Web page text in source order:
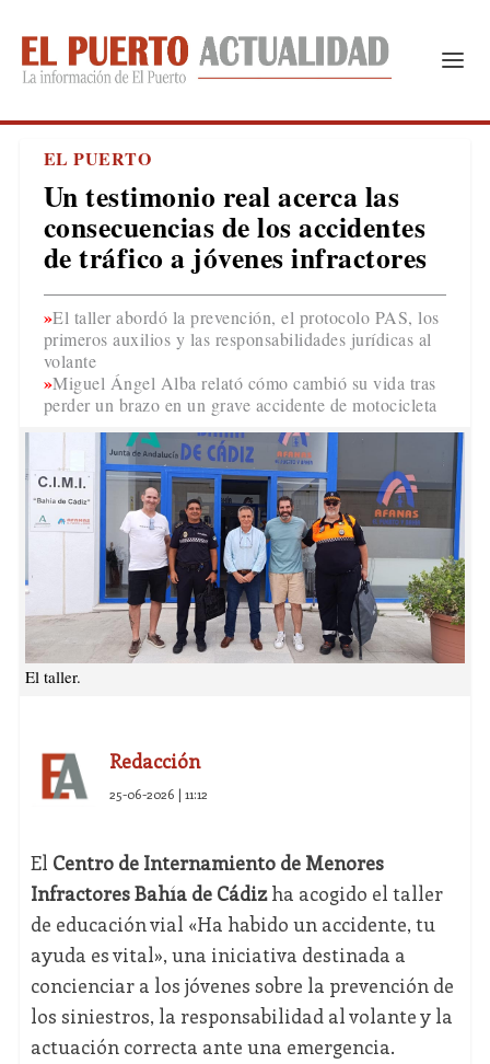
EL PUERTO
Un testimonio real acerca las
consecuencias de los accidentes
de tráfico a jóvenes infractores
El taller abordó la prevención, el protocolo PAS, los
primeros auxilios y las responsabilidades jurídicas al
volante
Miguel Ángel Alba relató cómo cambió su vida tras
perder un brazo en un grave accidente de motocicleta
El taller.
Redacción
25-06-2026 | 11:12
El Centro de Internamiento de Menores
Infractores Bahía de Cádizha acogido el taller
de educación vial «Ha habido un accidente, tu
ayuda es vital», una iniciativa destinada a
concienciar a los jóvenes sobre la prevención de
los siniestros, la responsabilidad al volante y la
actuación correcta ante una emergencia.